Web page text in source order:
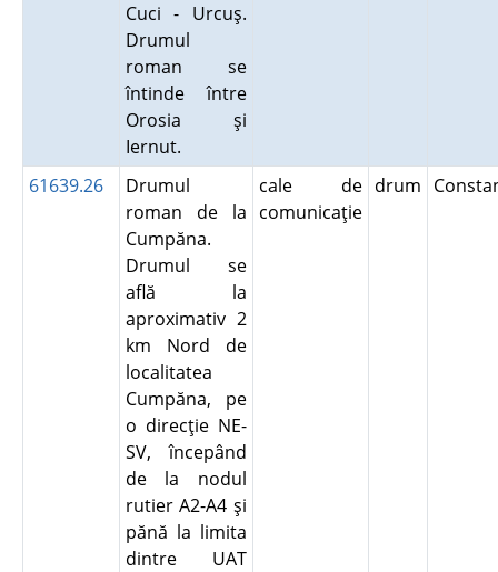
Cuci - Urcuş.
Drumul
roman se
întinde între
Orosia şi
Iernut.
61639.26
Drumul
roman de la
Cumpăna.
Drumul se
află la
aproximativ 2
km Nord de
localitatea
Cumpăna, pe
o direcţie NE-
SV, începând
de la nodul
rutier A2-A4 şi
pănă la limita
dintre UAT
cale de
comunicaţie
drum